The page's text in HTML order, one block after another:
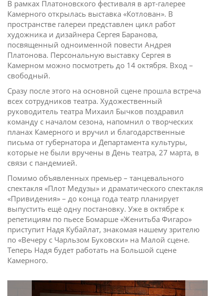
В рамках Платоновского фестиваля в арт-галерее
Камерного открылась выставка «Котлован». В
пространстве галереи представлен цикл работ
художника и дизайнера Сергея Баранова,
посвященный одноименной повести Андрея
Платонова. Персональную выставку Сергея в
Камерном можно посмотреть до 14 октября. Вход –
свободный.
Сразу после этого на основной сцене прошла встреча
всех сотрудников театра. Художественный
руководитель театра Михаил Бычков поздравил
команду с началом сезона, напомнил о творческих
планах Камерного и вручил и благодарственные
письма от губернатора и Департамента культуры,
которые не были вручены в День театра, 27 марта, в
связи с пандемией.
Помимо объявленных премьер – танцевального
спектакля «Плот Медузы» и драматического спектакля
«Привидения» – до конца года театр планирует
выпустить ещё одну постановку. Уже в октябре к
репетициям по пьесе Бомарше «Женитьба Фигаро»
приступит Надя Кубайлат, знакомая нашему зрителю
по «Вечеру с Чарльзом Буковски» на Малой сцене.
Теперь Надя будет работать на Большой сцене
Камерного.